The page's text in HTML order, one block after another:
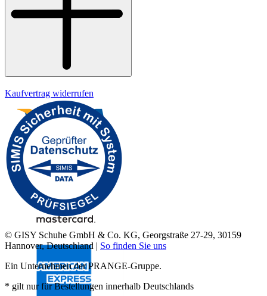
Kaufvertrag widerrufen
© GISY Schuhe GmbH & Co. KG, Georgstraße 27-29, 30159
Hannover, Deutschland | So finden Sie uns
Ein Unternehmen der PRANGE-Gruppe.
* gilt nur für Bestellungen innerhalb Deutschlands